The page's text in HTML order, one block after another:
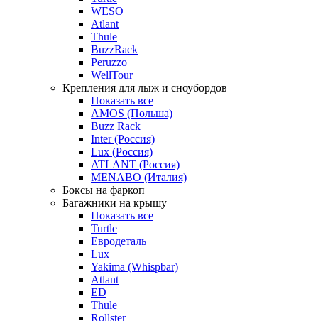
WESO
Atlant
Thule
BuzzRack
Peruzzo
WellTour
Крепления для лыж и сноубордов
Показать все
AMOS (Польша)
Buzz Rack
Inter (Россия)
Lux (Россия)
ATLANT (Россия)
MENABO (Италия)
Боксы на фаркоп
Багажники на крышу
Показать все
Turtle
Евродеталь
Lux
Yakima (Whispbar)
Atlant
ED
Thule
Rollster